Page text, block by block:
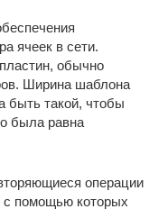
ячеек в сети.
обычно
Ширина шаблона
быть такой, чтобы
была равна
операции
с помощью которых